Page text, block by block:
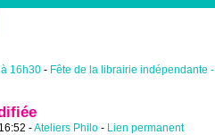
16h30 - Fête de la librairie indépendante -
-Ateliers Philo - Lien permanent